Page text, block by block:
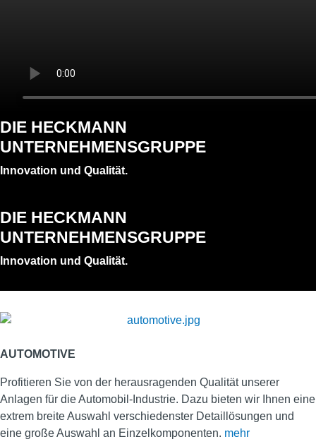
DIE HECKMANN
UNTERNEHMENSGRUPPE
Innovation und Qualität.
DIE HECKMANN
UNTERNEHMENSGRUPPE
Innovation und Qualität.
AUTOMOTIVE
Profitieren Sie von der herausragenden Qualität unserer
Anlagen für die Automobil-Industrie. Dazu bieten wir Ihnen eine
extrem breite Auswahl verschiedenster Detaillösungen und
eine große Auswahl an Einzelkomponenten. mehr